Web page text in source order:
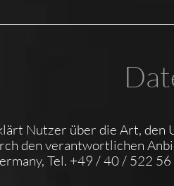
Nutzer über die Art, den
den verantwortlichen
Tel. +49 / 40 / 522